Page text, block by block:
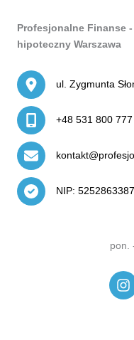
Profesjonalne Finanse
hipoteczny Warszawa
ul. Zygmunta
+48 531 800 777
NIP: 5252863387
pon.